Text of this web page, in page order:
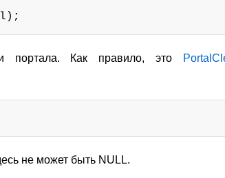
портала. Как правило, это
не может быть NULL.